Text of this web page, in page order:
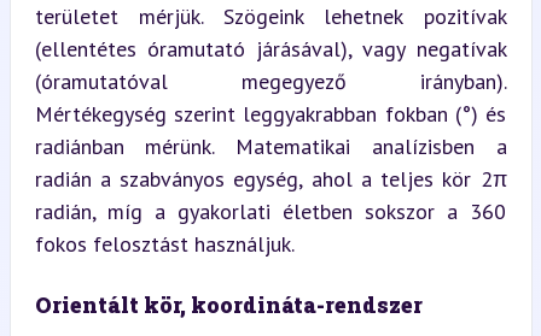
területet mérjük. Szögeink lehetnek pozitívak
(ellentétes óramutató járásával), vagy negatívak
(óramutatóval megegyező irányban).
Mértékegység szerint leggyakrabban fokban (°) és
radiánban mérünk. Matematikai analízisben a
radián a szabványos egység, ahol a teljes kör 2π
radián, míg a gyakorlati életben sokszor a 360
fokos felosztást használjuk.
Orientált kör, koordináta-rendszer